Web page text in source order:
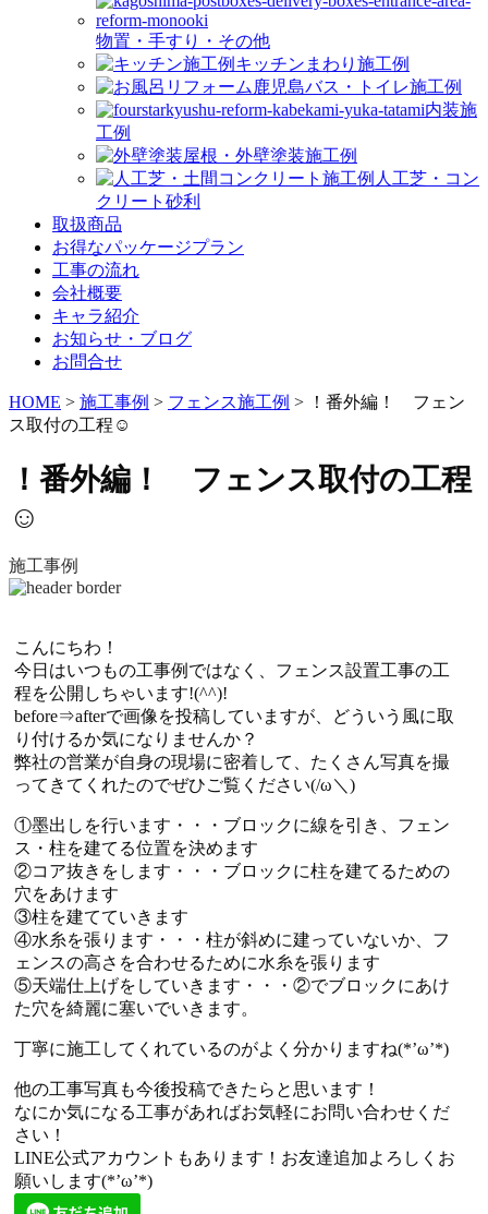
物置・手すり・その他
キッチンまわり施工例
バス・トイレ施工例
内装施
工例
屋根・外壁塗装施工例
人工芝・コン
クリート砂利
取扱商品
お得なパッケージプラン
工事の流れ
会社概要
キャラ紹介
お知らせ・ブログ
お問合せ
HOME > 施工事例 > フェンス施工例 >
！番外編！ フェン
ス取付の工程☺
！番外編！ フェンス取付の工程
☺
施工事例
こんにちわ！
今日はいつもの工事例ではなく、フェンス設置工事の工
程を公開しちゃいます!(^^)!
before⇒afterで画像を投稿していますが、どういう風に取
り付けるか気になりませんか？
弊社の営業が自身の現場に密着して、たくさん写真を撮
ってきてくれたのでぜひご覧ください(/ω＼)
①墨出しを行います・・・ブロックに線を引き、フェン
ス・柱を建てる位置を決めます
②コア抜きをします・・・ブロックに柱を建てるための
穴をあけます
③柱を建てていきます
④水糸を張ります・・・柱が斜めに建っていないか、フ
ェンスの高さを合わせるために水糸を張ります
⑤天端仕上げをしていきます・・・②でブロックにあけ
た穴を綺麗に塞いでいきます。
丁寧に施工してくれているのがよく分かりますね(*’ω’*)
他の工事写真も今後投稿できたらと思います！
なにか気になる工事があればお気軽にお問い合わせくだ
さい！
LINE公式アカウントもあります！お友達追加よろしくお
願いします(*’ω’*)